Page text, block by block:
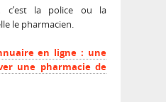
c’est la police ou la
le pharmacien.
en ligne : une
une pharmacie de